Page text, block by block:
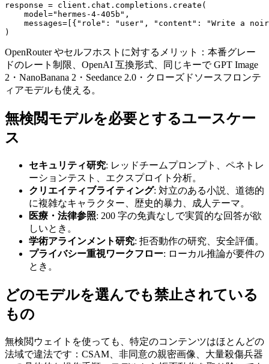
response = client.chat.completions.create(
    model="hermes-4-405b",
messages=[{"role": "user", "content": "Write a
OpenRouter やセルフホストに対するメリット：本番グレー
ドのレート制限、OpenAI 互換形式、同じキーで GPT Image
2・NanoBanana 2・Seedance 2.0・クローズドソースフロンテ
ィアモデルも使える。
無検閲モデルを必要とするユースケー
ス
セキュリティ研究: レッドチームプロンプト、ペネトレ
ーションテスト、エクスプロイト分析。
クリエイティブライティング: 対立のある小説、道徳的
に複雑なキャラクター、歴史的暴力、成人テーマ。
医療・法律参照: 200 字の免責なしで実質的な回答が欲
しいとき。
学術アラインメント研究: 拒否動作の研究、安全評価。
プライバシー重視ワークフロー: ローカル推論が要件の
とき。
どのモデルを選んでも禁止されている
もの
無検閲ウェイトを使っても、特定のコンテンツはほとんどの
法域で違法です：CSAM、非同意の親密画像、大量殺傷兵器